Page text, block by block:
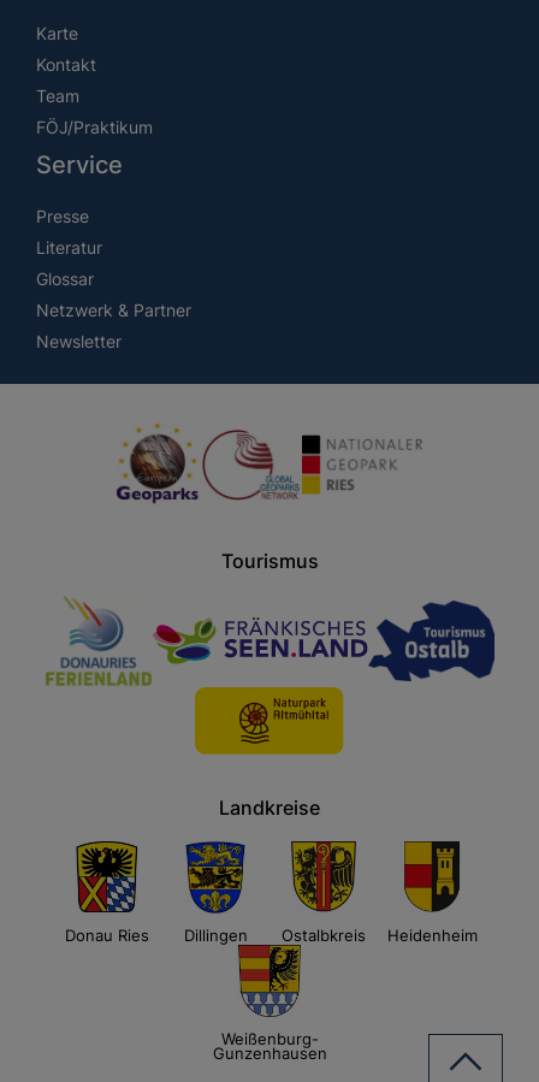
Karte
Kontakt
Team
FÖJ/Praktikum
Service
Presse
Literatur
Glossar
Netzwerk & Partner
Newsletter
Tourismus
Landkreise
Donau Ries Dillingen Ostalbkreis Heidenheim
Weißenburg-
Gunzenhausen